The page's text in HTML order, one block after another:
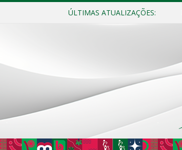
ÚLTIMAS ATUALIZAÇÕES: